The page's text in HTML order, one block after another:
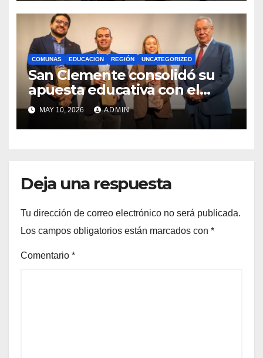
COMUNAS EDUCACION REGIÓN UNCATEGORIZED
San Clemente consolidó su
apuesta educativa con el
lanzamiento del
Preuniversitario Brotes 2026
MAY 10, 2026 ADMIN
Deja una respuesta
Tu dirección de correo electrónico no será publicada.
Los campos obligatorios están marcados con *
Comentario *